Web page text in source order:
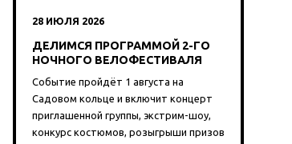
28 ИЮЛЯ 2026
ДЕЛИМСЯ ПРОГРАММОЙ 2-ГО
НОЧНОГО ВЕЛОФЕСТИВАЛЯ
Событие пройдёт 1 августа на
Садовом кольце и включит концерт
приглашенной группы, экстрим-шоу,
конкурс костюмов, розыгрыши призов